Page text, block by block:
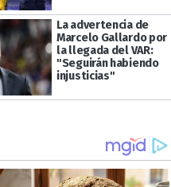
La advertencia de
Marcelo Gallardo por
la llegada del VAR:
"Seguirán habiendo
injusticias"